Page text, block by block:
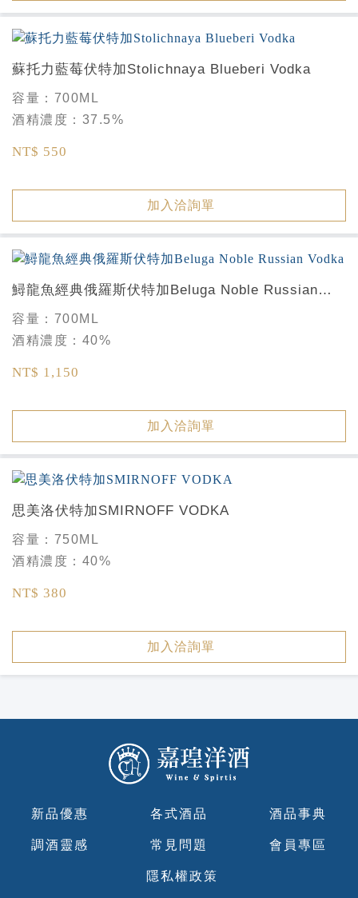
蘇托力藍莓伏特加Stolichnaya Blueberi Vodka
容量： 700ML
酒精濃度： 37.5%
NT$ 550
加入洽詢單
鱘龍魚經典俄羅斯伏特加Beluga Noble Russian
Vodka
容量： 700ML
酒精濃度： 40%
NT$ 1,150
加入洽詢單
思美洛伏特加SMIRNOFF VODKA
容量： 750ML
酒精濃度： 40%
NT$ 380
加入洽詢單
新品優惠 各式酒品 酒品事典
調酒靈感 常見問題 會員專區
隱私權政策